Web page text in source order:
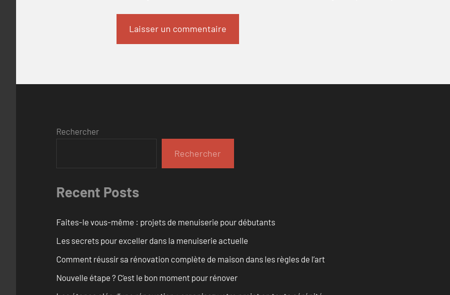
Rechercher
Rechercher
Recent Posts
Faites-le vous-même : projets de menuiserie pour débutants
Les secrets pour exceller dans la menuiserie actuelle
Comment réussir sa rénovation complète de maison dans les règles de l’art
Nouvelle étape ? C’est le bon moment pour rénover